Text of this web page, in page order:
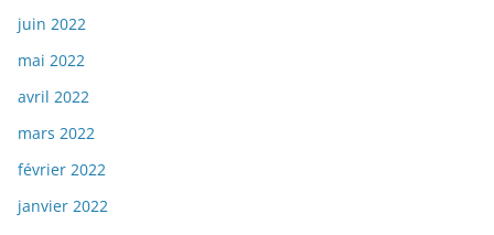
juin 2022
mai 2022
avril 2022
mars 2022
février 2022
janvier 2022